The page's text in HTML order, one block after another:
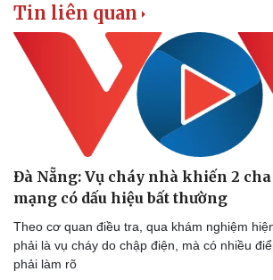
Doanh nghiệp
Thông tin doanh nghiệp
Doanh nghiệp 24h
Tin liên quan
Đà Nẵng: Vụ cháy nhà khiến 2
mạng có dấu hiệu bất thường
Theo cơ quan điều tra, qua khám nghiệm
phải là vụ cháy do chập điện, mà có nhiều
phải làm rõ